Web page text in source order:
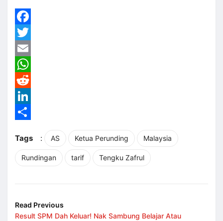
Facebook
Twitter
Email
WhatsApp
Reddit
LinkedIn
Tags
: AS Ketua Perunding Malaysia
Rundingan tarif Tengku Zafrul
Read Previous
Result SPM Dah Keluar! Nak Sambung Belajar Atau